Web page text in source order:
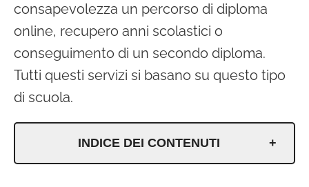
consapevolezza un percorso di diploma
online, recupero anni scolastici o
conseguimento di un secondo diploma.
Tutti questi servizi si basano su questo tipo
di scuola.
INDICE DEI CONTENUTI